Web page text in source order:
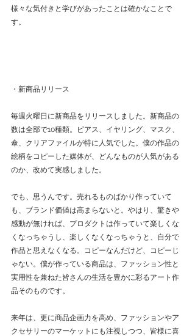
様々な気付きと学びがあったことは確かなことで
す。
・新商品リリース
毎週火曜日に新商品をリリースしました。新商品の
数は全部で10種類。ピアス、イヤリング、マスク、
傘、クリアファイルが特に人気でした。僕の作品の
絵柄をコピーした媒体が、どんなものが人気がある
のか、改めて実感しました。
でも、思うんです。売れるものばかり作っていて
も、ブランド価値は高まらないと。やはり、驚きや
感動が無ければ、プロダクトは作っていて楽しくな
くなっちゃうし、楽しくなくなっちゃうと、自分で
作品と思えなくなる。コピーなんだけど、コピーじ
ゃない。僕が作っている商品は、ファッション性と
実用性を兼ねた皆さんの生活を豊かに彩るアート作
品そのものです。
来年は、更に商品企画力を高め、ファッションやア
クセサリーのマーケットにも注視しつつ、皆様に喜